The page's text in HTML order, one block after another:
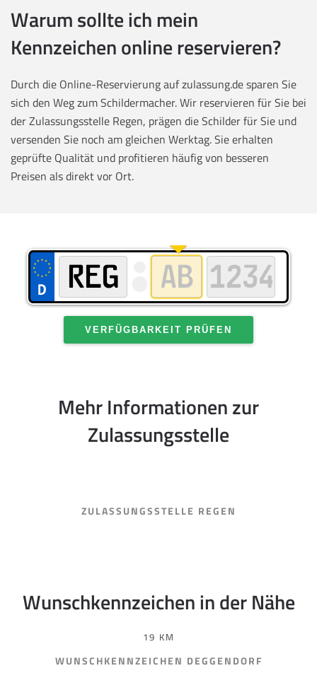
Warum sollte ich mein
Kennzeichen online reservieren?
Durch die Online-Reservierung auf zulassung.de sparen Sie
sich den Weg zum Schildermacher. Wir reservieren für Sie bei
der Zulassungsstelle Regen, prägen die Schilder für Sie und
versenden Sie noch am gleichen Werktag. Sie erhalten
geprüfte Qualität und profitieren häufig von besseren
Preisen als direkt vor Ort.
VERFÜGBARKEIT PRÜFEN
Mehr Informationen zur
Zulassungsstelle
ZULASSUNGSSTELLE REGEN
Wunschkennzeichen in der Nähe
19 KM
WUNSCHKENNZEICHEN DEGGENDORF